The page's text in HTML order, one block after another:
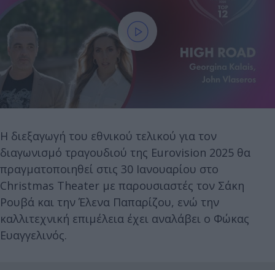
Η διεξαγωγή του εθνικού τελικού για τον
διαγωνισμό τραγουδιού της Eurovision 2025 θα
πραγματοποιηθεί στις 30 Ιανουαρίου στο
Christmas Theater με παρουσιαστές τον Σάκη
Ρουβά και την Έλενα Παπαρίζου, ενώ την
καλλιτεχνική επιμέλεια έχει αναλάβει ο Φώκας
Ευαγγελινός.